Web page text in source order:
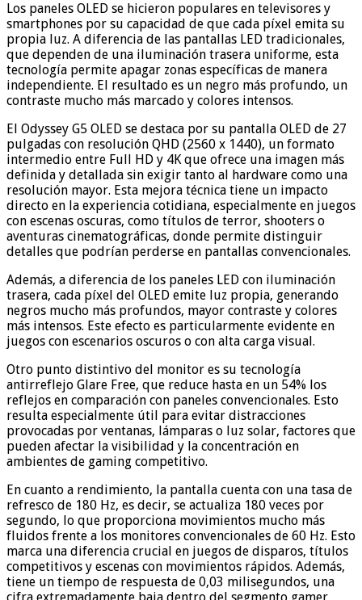
Los paneles OLED se hicieron populares en televisores y
smartphones por su capacidad de que cada píxel emita su
propia luz. A diferencia de las pantallas LED tradicionales,
que dependen de una iluminación trasera uniforme, esta
tecnología permite apagar zonas específicas de manera
independiente. El resultado es un negro más profundo, un
contraste mucho más marcado y colores intensos.
El Odyssey G5 OLED se destaca por su pantalla OLED de 27
pulgadas con resolución QHD (2560 x 1440), un formato
intermedio entre Full HD y 4K que ofrece una imagen más
definida y detallada sin exigir tanto al hardware como una
resolución mayor. Esta mejora técnica tiene un impacto
directo en la experiencia cotidiana, especialmente en juegos
con escenas oscuras, como títulos de terror, shooters o
aventuras cinematográficas, donde permite distinguir
detalles que podrían perderse en pantallas convencionales.
Además, a diferencia de los paneles LED con iluminación
trasera, cada píxel del OLED emite luz propia, generando
negros mucho más profundos, mayor contraste y colores
más intensos. Este efecto es particularmente evidente en
juegos con escenarios oscuros o con alta carga visual.
Otro punto distintivo del monitor es su tecnología
antirreflejo Glare Free, que reduce hasta en un 54% los
reflejos en comparación con paneles convencionales. Esto
resulta especialmente útil para evitar distracciones
provocadas por ventanas, lámparas o luz solar, factores que
pueden afectar la visibilidad y la concentración en
ambientes de gaming competitivo.
En cuanto a rendimiento, la pantalla cuenta con una tasa de
refresco de 180 Hz, es decir, se actualiza 180 veces por
segundo, lo que proporciona movimientos mucho más
fluidos frente a los monitores convencionales de 60 Hz. Esto
marca una diferencia crucial en juegos de disparos, títulos
competitivos y escenas con movimientos rápidos. Además,
tiene un tiempo de respuesta de 0,03 milisegundos, una